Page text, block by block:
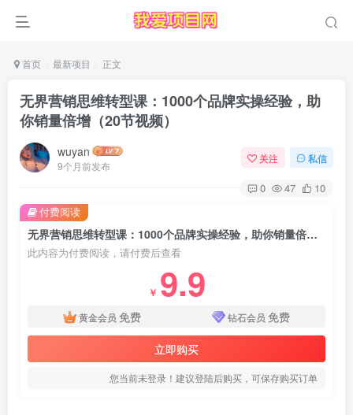
首页 最新项目 正文
无界营销思维转型课：1000个品牌实操经验，助
你销量倍增（20节视频）
wuyan
9个月前发布
关注 私信
0 47 10
无界营销思维转型课：1000个品牌实操经验，助你销量倍增（20节视频）
此内容为付费阅读，请付费后查看
￥ 9.9
黄金会员 免费 钻石会员 免费
立即购买
您当前未登录！建议登陆后购买，可保存购买订单
付费阅读